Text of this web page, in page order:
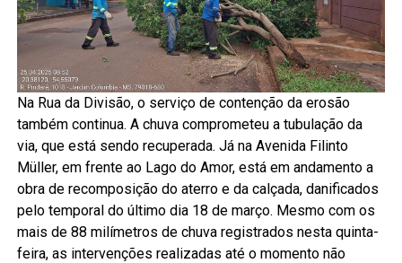
Na Rua da Divisão, o serviço de contenção da erosão
também continua. A chuva comprometeu a tubulação da
via, que está sendo recuperada. Já na Avenida Filinto
Müller, em frente ao Lago do Amor, está em andamento a
obra de recomposição do aterro e da calçada, danificados
pelo temporal do último dia 18 de março. Mesmo com os
mais de 88 milímetros de chuva registrados nesta quinta-
feira, as intervenções realizadas até o momento não